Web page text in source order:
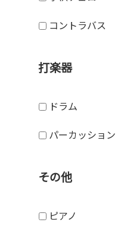
コントラバス
打楽器
ドラム
パーカッション
その他
ピアノ